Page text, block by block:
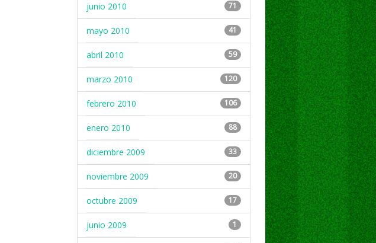
junio 2010 71
mayo 2010 41
abril 2010 59
marzo 2010 120
febrero 2010 106
enero 2010 88
diciembre 2009 33
noviembre 2009 20
octubre 2009 17
junio 2009 1